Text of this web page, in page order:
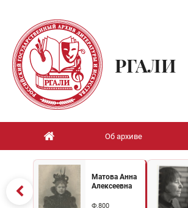
РГАЛИ
Об архиве
Матова Анна
Алексеевна
Ф.800